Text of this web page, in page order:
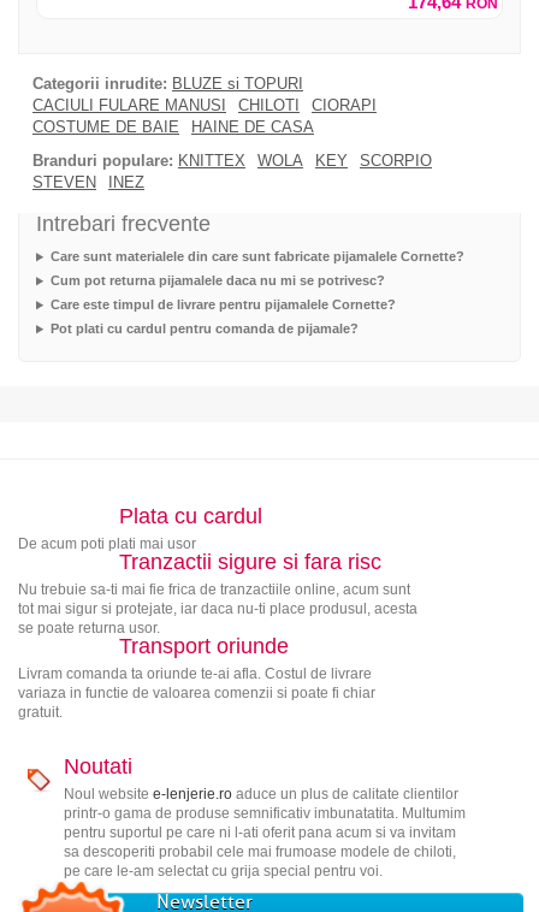
RON
Categorii inrudite: BLUZE si TOPURI
CACIULI FULARE MANUSI
CHILOTI
CIORAPI
COSTUME DE BAIE
HAINE DE CASA
Branduri populare: KNITTEX WOLA KEY
SCORPIO
STEVEN
INEZ
Intrebari frecvente
Care sunt materialele din care sunt fabricate pijamalele Cornette?
Cum pot returna pijamalele daca nu mi se potrivesc?
Care este timpul de livrare pentru pijamalele Cornette?
Pot plati cu cardul pentru comanda de pijamale?
Plata cu cardul
De acum poti plati mai usor
Tranzactii sigure si fara risc
Nu trebuie sa-ti mai fie frica de tranzactiile online, acum sunt
tot mai sigur si protejate, iar daca nu-ti place produsul, acesta
se poate returna usor.
Transport oriunde
Livram comanda ta oriunde te-ai afla. Costul de livrare
variaza in functie de valoarea comenzii si poate fi chiar
gratuit.
Noutati
Noul website e-lenjerie.roaduce un plus de calitate clientilor
printr-o gama de produse semnificativ imbunatatita. Multumim
pentru suportul pe care ni l-ati oferit pana acum si va invitam
sa descoperiti probabil cele mai frumoase modele de chiloti,
pe care le-am selectat cu grija special pentru voi.
Newsletter